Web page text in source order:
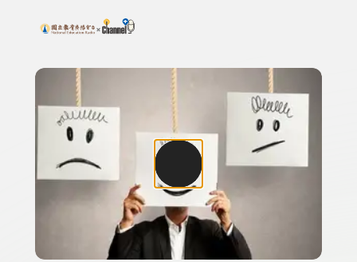
上方功能區塊
搜尋關鍵字：可輸入節目名稱、主持人或關鍵字